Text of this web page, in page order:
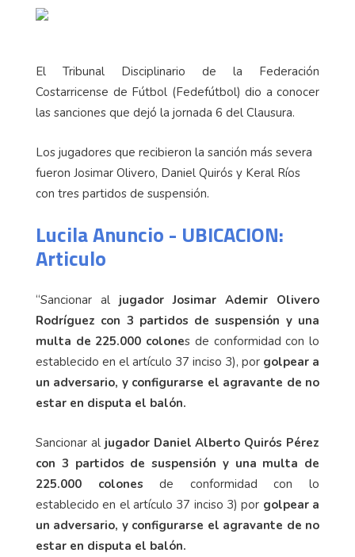
El Tribunal Disciplinario de la Federación
Costarricense de Fútbol (Fedefútbol) dio a conocer
las sanciones que dejó la jornada 6 del Clausura.
Los jugadores que recibieron la sanción más severa
fueron Josimar Olivero, Daniel Quirós y Keral Ríos
con tres partidos de suspensión.
Lucila Anuncio - UBICACION:
Articulo
“Sancionar al jugador Josimar Ademir Olivero
Rodríguez con 3 partidos de suspensión y una
multa de 225.000 colones de conformidad con lo
establecido en el artículo 37 inciso 3), por golpear a
un adversario, y configurarse el agravante de no
estar en disputa el balón.
Sancionar aljugador Daniel Alberto Quirós Pérez
con 3 partidos de suspensión y una multa de
225.000 colones de conformidad con lo
establecido en el artículo 37 inciso 3) por golpear a
un adversario, y configurarse el agravante de no
estar en disputa el balón.